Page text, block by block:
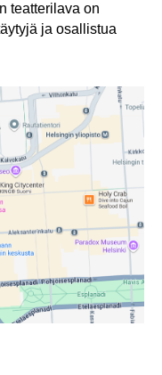
teatterilava on
ja osallistua